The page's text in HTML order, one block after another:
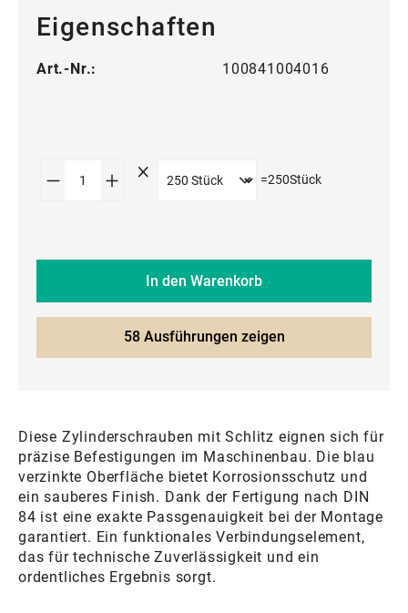
Eigenschaften
Art.-Nr.: 100841004016
Produkt Anzahl: Gib den gewünschten
=250Stück
In den Warenkorb
58 Ausführungen zeigen
Diese Zylinderschrauben mit Schlitz eignen sich für
präzise Befestigungen im Maschinenbau. Die blau
verzinkte Oberfläche bietet Korrosionsschutz und
ein sauberes Finish. Dank der Fertigung nach DIN
84 ist eine exakte Passgenauigkeit bei der Montage
garantiert. Ein funktionales Verbindungselement,
das für technische Zuverlässigkeit und ein
ordentliches Ergebnis sorgt.